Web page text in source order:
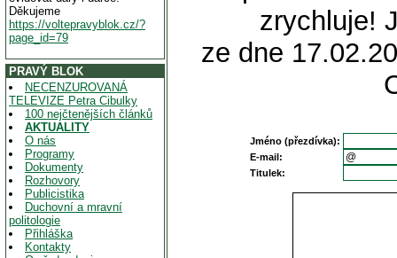
Děkujeme
https://voltepravyblok.cz/?
page_id=79
PRAVÝ BLOK
NECENZUROVANÁ
TELEVIZE Petra Cibulky
100 nejčtenějších článků
AKTUALITY
O nás
Programy
Dokumenty
Rozhovory
Publicistika
Duchovní a mravní
politologie
Přihláška
Kontakty
zrychluje!
ze dne
Jméno (přezdívka):
E-mail:
Titulek: